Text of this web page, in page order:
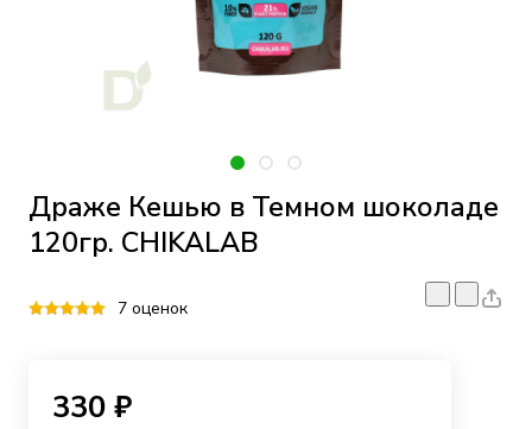
Драже Кешью в Темном шоколаде
120гр. CHIKALAB
7 оценок
330 ₽